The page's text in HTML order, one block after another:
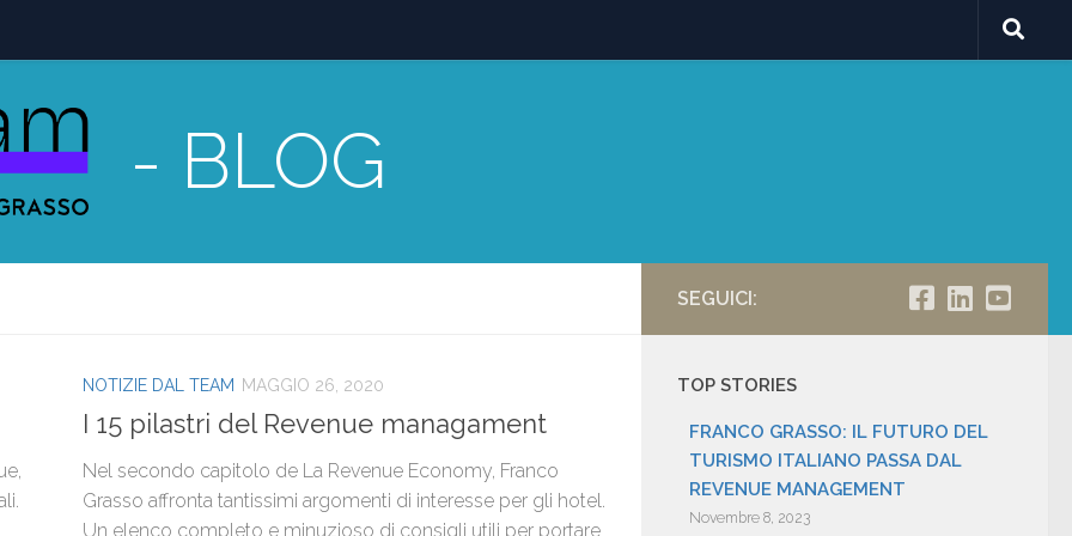
- BLOG
NOTIZIE DAL TEAM MAGGIO 26, 2020
I 15 pilastri del Revenue managament
Nel secondo capitolo de La Revenue Economy, Franco
Grasso affronta tantissimi argomenti di interesse per gli hotel.
Un elenco completo e minuzioso di consigli utili per portare
SEGUICI:
TOP STORIES
FRANCO GRASSO: IL FUTURO DEL
TURISMO ITALIANO PASSA DAL
REVENUE MANAGEMENT
Novembre 8, 2023